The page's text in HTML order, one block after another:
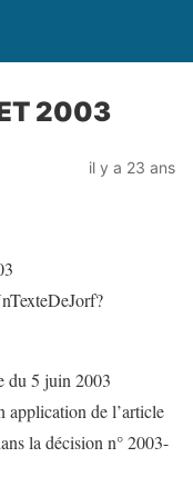
2003
il y a 23 ans
du 5 juin 2003
application de l’article
la décision n° 2003-